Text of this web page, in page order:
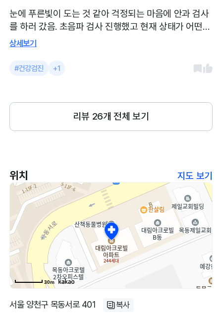
눈에 푸른빛이 도는 것 같아 걱정되는 마음에 안과 검사
를 하러 갔음. 초음파 검사 진행했고 현재 상태가 어떤
지, 왜 푸른빛이 보였는지, 앞으로 어떻게 관리해 주어야
제 받아서 매일 넣어주고 있음. 꾸준히 매일 넣어주는게
상세보기
#건강검진 +1
리뷰 26개 전체 보기
위치 지도 보기
30m
서울 양천구 목동서로 401 복사